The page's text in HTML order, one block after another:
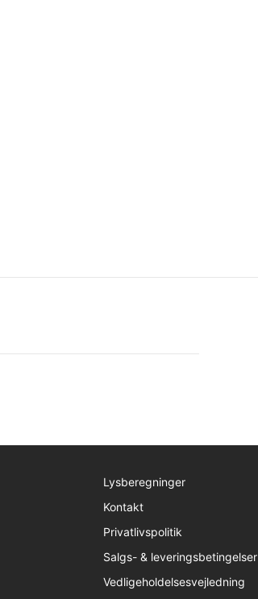
Lysberegninger
Kontakt
Privatlivspolitik
Salgs- & leveringsbetingelser
Vedligeholdelsesvejledning